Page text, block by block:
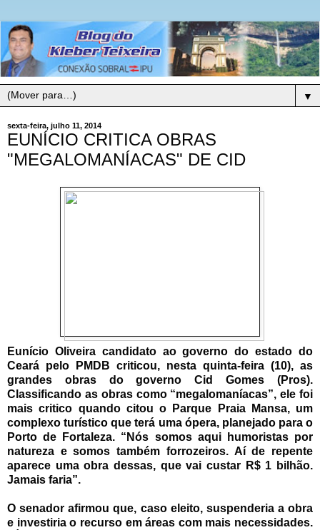
▼
sexta-feira, julho 11, 2014
EUNÍCIO CRITICA OBRAS
"MEGALOMANÍACAS" DE CID
Eunício Oliveira candidato ao governo do estado do
Ceará pelo PMDB criticou, nesta quinta-feira (10), as
grandes obras do governo Cid Gomes (Pros).
Classificando as obras como “megalomaníacas”, ele foi
mais critico quando citou o Parque Praia Mansa, um
complexo turístico que terá uma ópera, planejado para o
Porto de Fortaleza. “Nós somos aqui humoristas por
natureza e somos também forrozeiros. Aí de repente
aparece uma obra dessas, que vai custar R$ 1 bilhão.
Jamais faria”.
O senador afirmou que, caso eleito, suspenderia a obra
e investiria o recurso em áreas com mais necessidades.